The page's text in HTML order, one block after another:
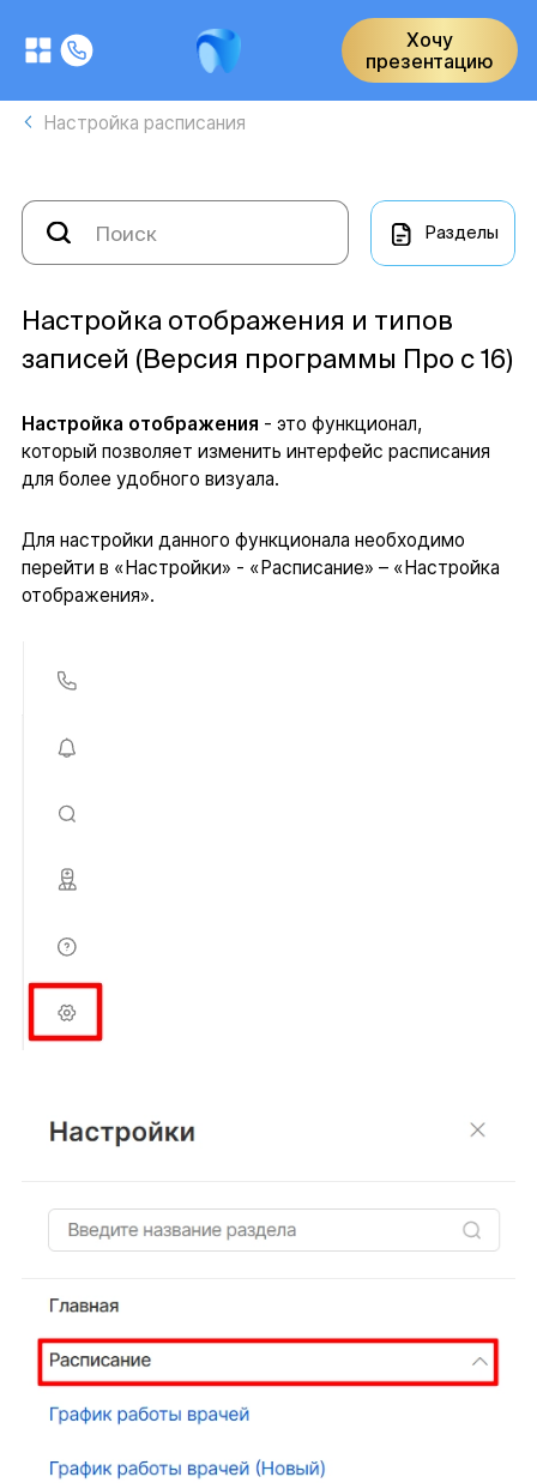
Хочу
презентацию
Настройка расписания
Разделы
Настройка отображения и типов
записей (Версия программы Про с 16)
Настройка отображения - это функционал,
который позволяет изменить интерфейс расписания
для более удобного визуала.
Для настройки данного функционала необходимо
перейти в «Настройки» - «Расписание» – «Настройка
отображения».